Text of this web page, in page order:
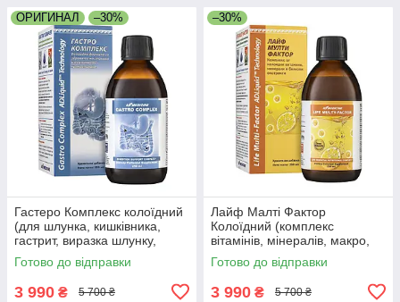
ОРИГИНАЛ –30%
Гастеро Комплекс колоїдний
(для шлунка, кишківника,
гастрит, виразка шлунку,
закреп, хелікобактер,
покращує травлення)
Готово до відправки
3 990 ₴ 5 700 ₴
–30%
Лайф Малті Фактор
Колоїдний (комплекс
вітамінів, мінералів, макро,
мікроелементів, імунітет,
фізичне, розумове
Готово до відправки
3 990 ₴ 5 700 ₴